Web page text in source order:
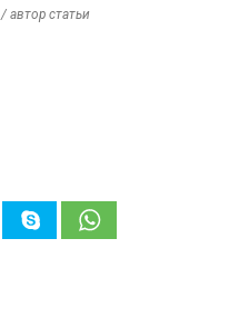
/ автор статьи